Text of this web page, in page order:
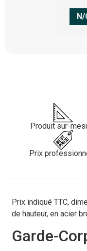
N/
Produit sur-
Prix
Prix indiqué TTC,
de hauteur, en acier
Garde-